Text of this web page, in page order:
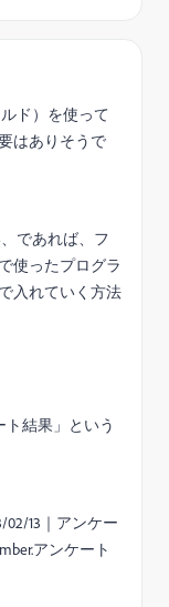
ド）を使って
はありそうで
であれば、フ
使ったプログラ
入れていく方法
結果」という
13｜アンケー
アンケート